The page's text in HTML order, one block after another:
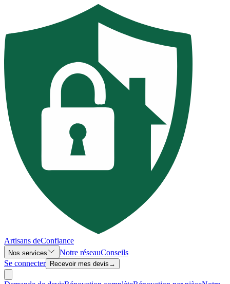
Artisans deConfiance
Nos services Notre réseauConseils
Se connecter
Recevoir mes devis →